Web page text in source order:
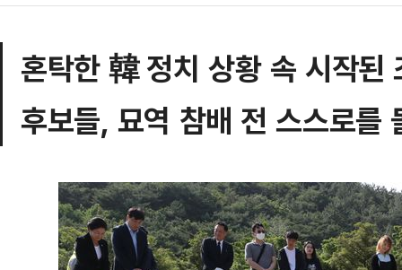
혼탁한 韓 정치 상황 속 시작된
후보들, 묘역 참배 전 스스로를